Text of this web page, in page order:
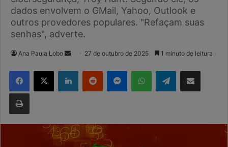
dados envolvem o GMail, Yahoo, Outlook e
outros provedores populares. "Refaçam suas
senhas", adverte.
Ana Paula Lobo
Mande
mail
27 de outubro de 2025 1 minuto de leitura
Facebook
X LinkedinReddit MessengerWhatsAppTelegramCompartilhar via e-mail
Imprimir